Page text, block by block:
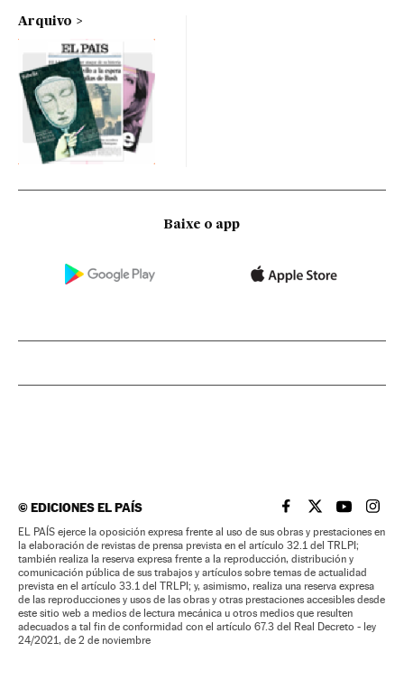
Arquivo
Baixe o app
©EDICIONES EL PAÍS EL PAÍS BRASIL EN
EL PAÍSEL PAÍS
EL
EL PAÍS ejerce la oposición expresa frente al uso de sus obras y prestaciones en
la elaboración de revistas de prensa prevista en el artículo 32.1 del TRLPI;
también realiza la reserva expresa frente a la reproducción, distribución y
comunicación pública de sus trabajos y artículos sobre temas de actualidad
prevista en el artículo 33.1 del TRLPI; y, asimismo, realiza una reserva expresa
de las reproducciones y usos de las obras y otras prestaciones accesibles desde
este sitio web a medios de lectura mecánica u otros medios que resulten
adecuados a tal fin de conformidad con el artículo 67.3 del Real Decreto - ley
24/2021, de 2 de noviembre